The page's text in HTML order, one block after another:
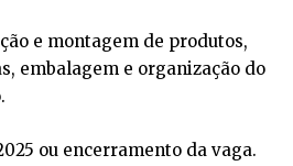
e montagem de produtos,
embalagem e organização do
ou encerramento da vaga.